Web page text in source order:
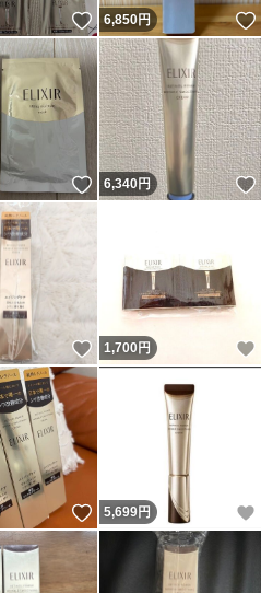
いいね！
6,850円
いいね！
6,340円
いいね！
1,700 円
いいね！
5,699円